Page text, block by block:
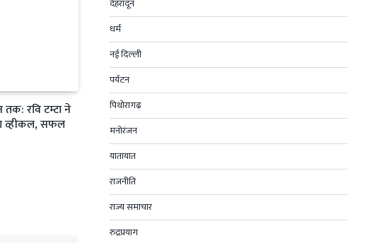
रवि टम्टा ने
व्हीकल, सफल
देहरादून
धर्म
नई दिल्ली
पर्यटन
पिथोरागढ़
मनोरंजन
यातायात
राजनीति
राज्य समाचार
रुद्रप्रयाग